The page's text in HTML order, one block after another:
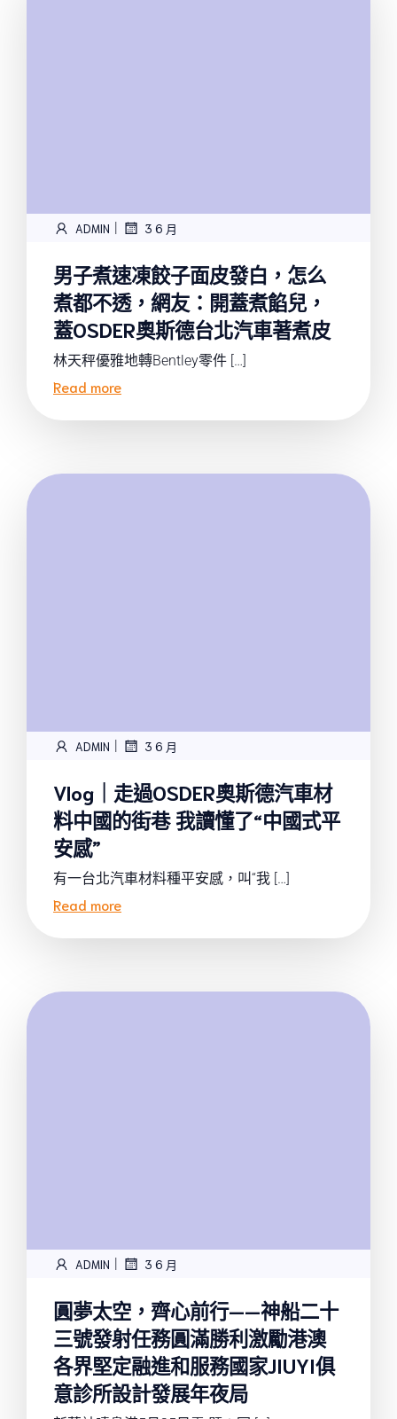
ADMIN | 3 6 月
男子煮速凍餃子面皮發白，怎么
煮都不透，網友：開蓋煮餡兒，
蓋OSDER奧斯德台北汽車著煮皮
林天秤優雅地轉Bentley零件 […]
Read more
ADMIN | 3 6 月
Vlog｜走過OSDER奧斯德汽車材
料中國的街巷 我讀懂了“中國式平
安感”
有一台北汽車材料種平安感，叫“我 […]
Read more
ADMIN | 3 6 月
圓夢太空，齊心前行——神船二十
三號發射任務圓滿勝利激勵港澳
各界堅定融進和服務國家JIUYI俱
意診所設計發展年夜局